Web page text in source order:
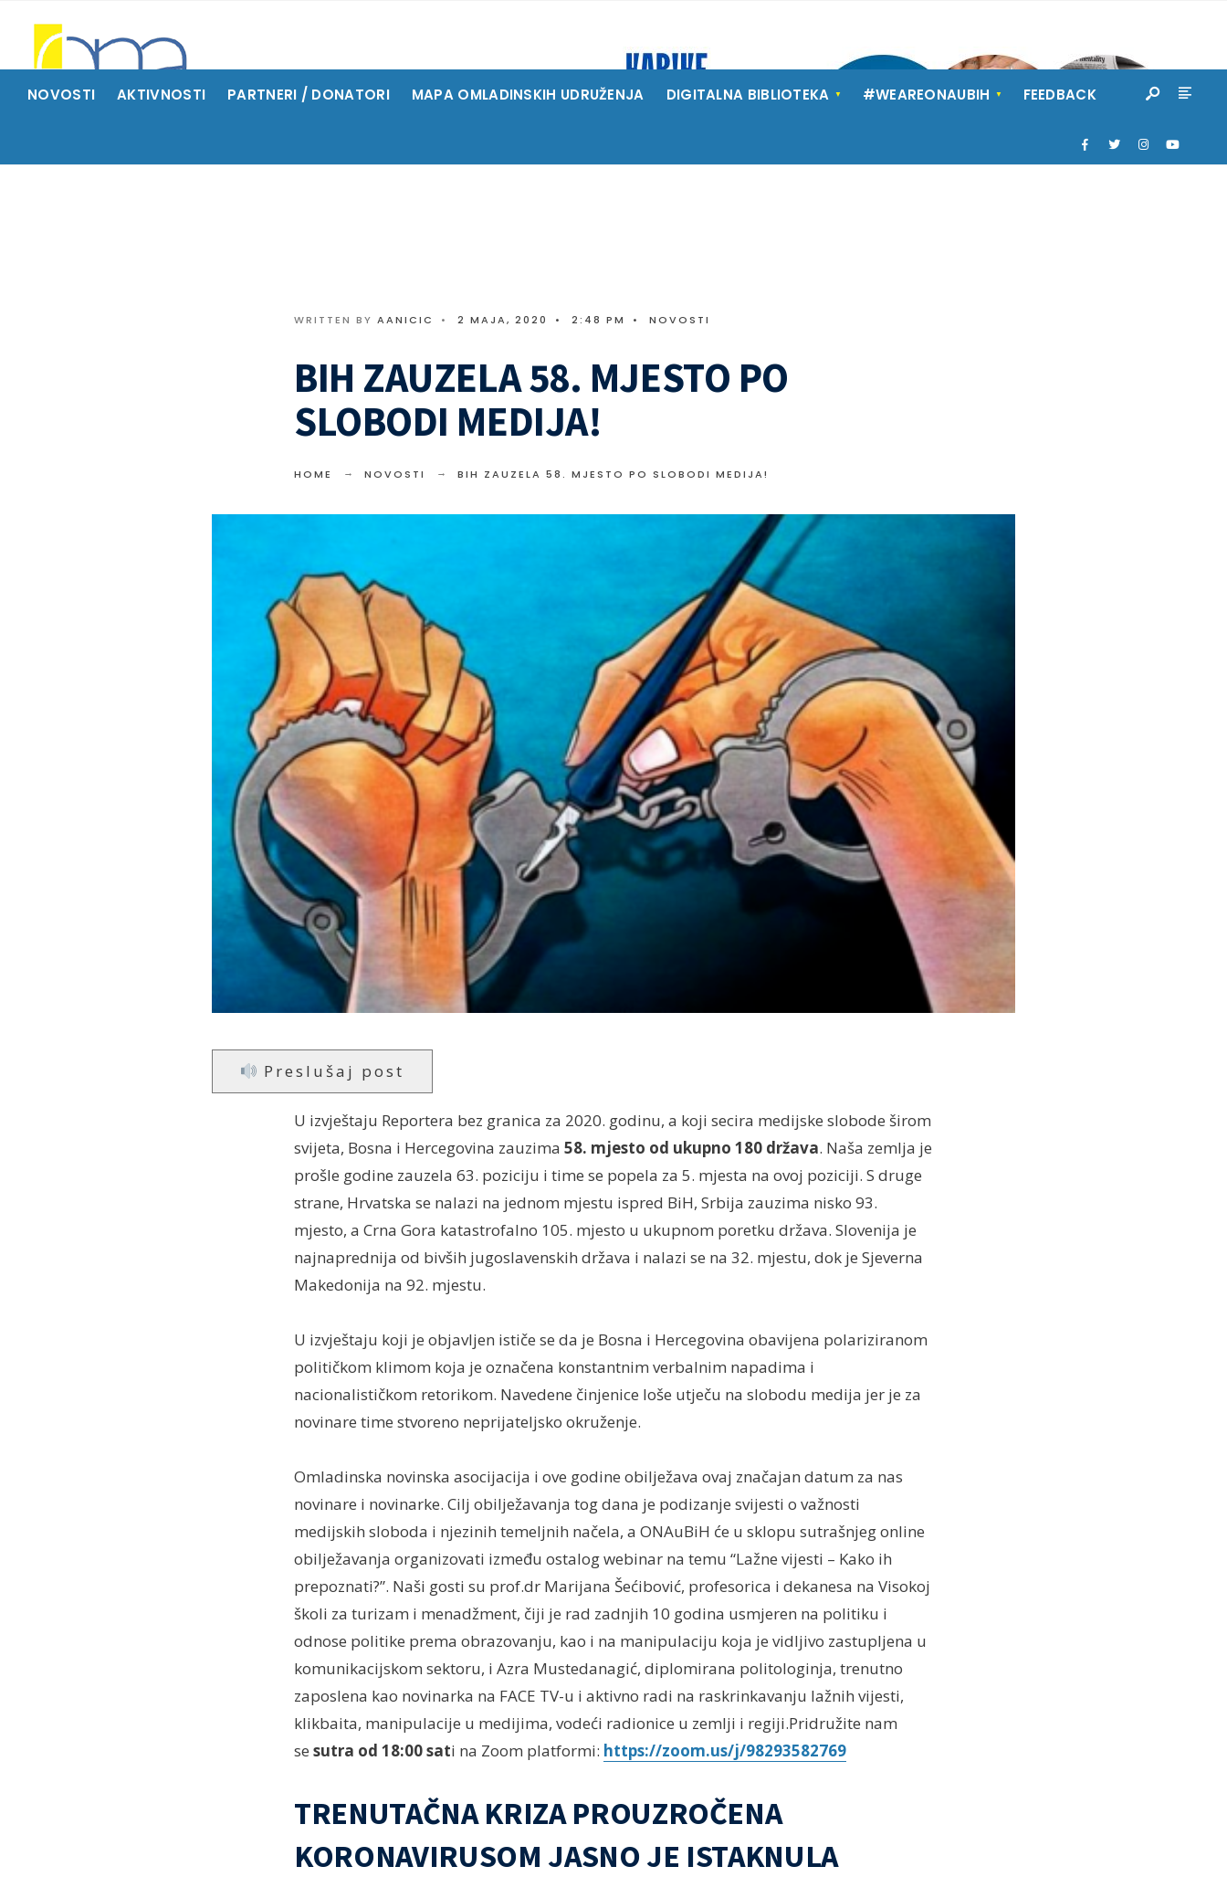
NOVOSTI AKTIVNOSTI PARTNERI / DONATORI MAPA OMLADINSKIH UDRUŽENJA DIGITALNA BIBLIOTEKA #WEAREONAUBIH FEEDBACK
WRITTEN BY AANICIC • 2 MAJA, 2020 • 2:48 PM • NOVOSTI
BIH ZAUZELA 58. MJESTO PO
SLOBODI MEDIJA!
HOME NOVOSTI BIH ZAUZELA 58. MJESTO PO SLOBODI MEDIJA!
Preslušaj post
U izvještaju Reportera bez granica za 2020. godinu, a koji secira medijske slobode širom
svijeta, Bosna i Hercegovina zauzima 58. mjesto od ukupno 180 država. Naša zemlja je
prošle godine zauzela 63. poziciju i time se popela za 5. mjesta na ovoj poziciji. S druge
strane, Hrvatska se nalazi na jednom mjestu ispred BiH, Srbija zauzima nisko 93.
mjesto, a Crna Gora katastrofalno 105. mjesto u ukupnom poretku država. Slovenija je
najnaprednija od bivših jugoslavenskih država i nalazi se na 32. mjestu, dok je Sjeverna
Makedonija na 92. mjestu.
U izvještaju koji je objavljen ističe se da je Bosna i Hercegovina obavijena polariziranom
političkom klimom koja je označena konstantnim verbalnim napadima i
nacionalističkom retorikom. Navedene činjenice loše utječu na slobodu medija jer je za
novinare time stvoreno neprijateljsko okruženje.
Omladinska novinska asocijacija i ove godine obilježava ovaj značajan datum za nas
novinare i novinarke. Cilj obilježavanja tog dana je podizanje svijesti o važnosti
medijskih sloboda i njezinih temeljnih načela, a ONAuBiH će u sklopu sutrašnjeg online
obilježavanja organizovati između ostalog webinar na temu “Lažne vijesti – Kako ih
prepoznati?”. Naši gosti su prof.dr Marijana Šećibović, profesorica i dekanesa na Visokoj
školi za turizam i menadžment, čiji je rad zadnjih 10 godina usmjeren na politiku i
odnose politike prema obrazovanju, kao i na manipulaciju koja je vidljivo zastupljena u
komunikacijskom sektoru, i Azra Mustedanagić, diplomirana politologinja, trenutno
zaposlena kao novinarka na FACE TV-u i aktivno radi na raskrinkavanju lažnih vijesti,
klikbaita, manipulacije u medijima, vodeći radionice u zemlji i regiji.Pridružite nam
se sutra od 18:00 sati na Zoom platformi: https://zoom.us/j/98293582769
TRENUTAČNA KRIZA PROUZROČENA
KORONAVIRUSOM JASNO JE ISTAKNULA